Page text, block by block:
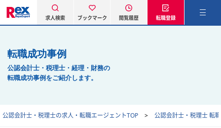
求人検索 ブックマーク 閲覧履歴 転職登録
転職成功事例
公認会計士・税理士・経理・財務の
転職成功事例をご紹介します。
公認会計士・税理士の求人・転職エージェントTOP 公認会計士・税理士 転